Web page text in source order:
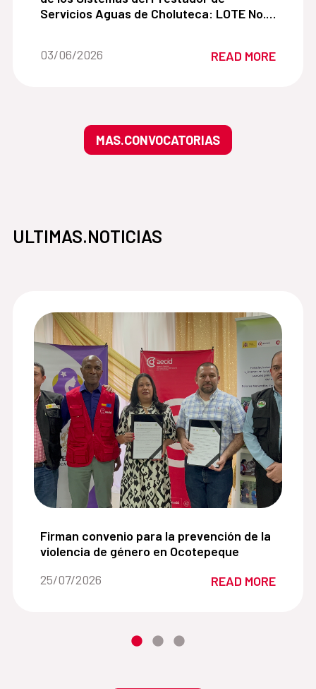
Servicios Aguas de Choluteca: LOTE No.1
Y ACCESORIOS PARA RETROEXCAVADORA
Date of the news::
03/06/2026 READ MORE
MAS.CONVOCATORIAS
ULTIMAS.NOTICIAS
contribuye al desarrollo de las comunidades:
Firman convenio para la prevención de la
Firman convenio para la prevención de la
violencia de género en Ocotepeque
Date of the news::
25/07/2026 READ MORE